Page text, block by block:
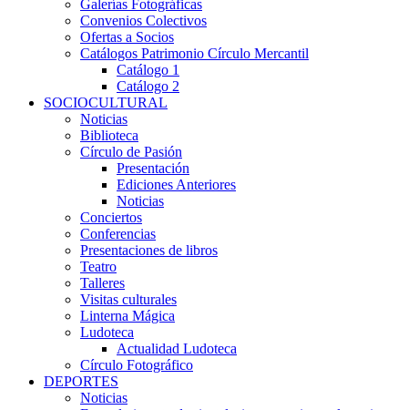
Galerías Fotográficas
Convenios Colectivos
Ofertas a Socios
Catálogos Patrimonio Círculo Mercantil
Catálogo 1
Catálogo 2
SOCIOCULTURAL
Noticias
Biblioteca
Círculo de Pasión
Presentación
Ediciones Anteriores
Noticias
Conciertos
Conferencias
Presentaciones de libros
Teatro
Talleres
Visitas culturales
Linterna Mágica
Ludoteca
Actualidad Ludoteca
Círculo Fotográfico
DEPORTES
Noticias